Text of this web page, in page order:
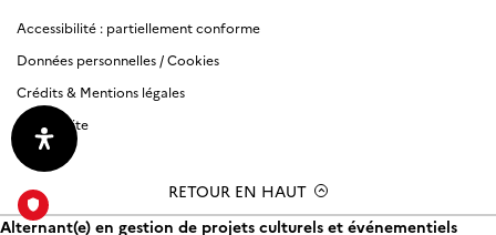
Alternant(e) en gestion de projets culturels et événementiels
Picardie
Antilles
Guyane
Bordeaux-
Accessibilité : partiellement conforme
Données personnelles / Cookies
Crédits & Mentions légales
Plan du site
RETOUR EN HAUT